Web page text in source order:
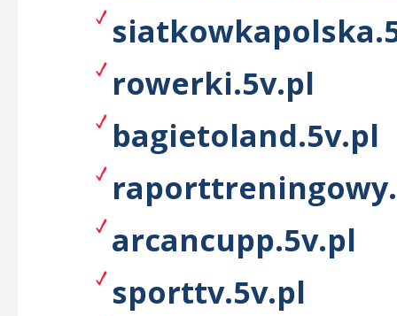
rowerki.5v.pl
bagietoland.5v.pl
arcancupp.5v.pl
sporttv.5v.pl